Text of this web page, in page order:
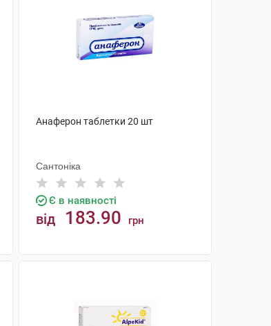
Анаферон таблетки 20 шт
Сантоніка
Є в наявності
від 183.90 грн